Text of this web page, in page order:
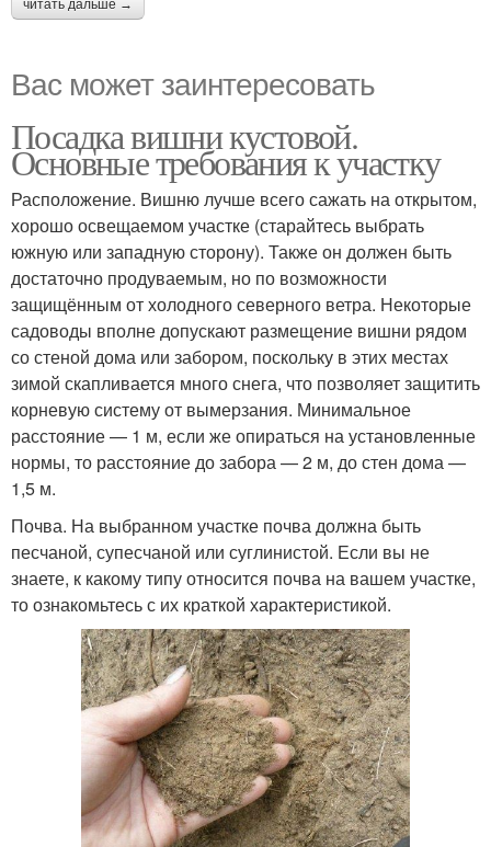
читать дальше →
Вас может заинтересовать
Посадка вишни кустовой.
Основные требования к участку
Расположение. Вишню лучше всего сажать на открытом,
хорошо освещаемом участке (старайтесь выбрать
южную или западную сторону). Также он должен быть
достаточно продуваемым, но по возможности
защищённым от холодного северного ветра. Некоторые
садоводы вполне допускают размещение вишни рядом
со стеной дома или забором, поскольку в этих местах
зимой скапливается много снега, что позволяет защитить
корневую систему от вымерзания. Минимальное
расстояние — 1 м, если же опираться на установленные
нормы, то расстояние до забора — 2 м, до стен дома —
1,5 м.
Почва. На выбранном участке почва должна быть
песчаной, супесчаной или суглинистой. Если вы не
знаете, к какому типу относится почва на вашем участке,
то ознакомьтесь с их краткой характеристикой.